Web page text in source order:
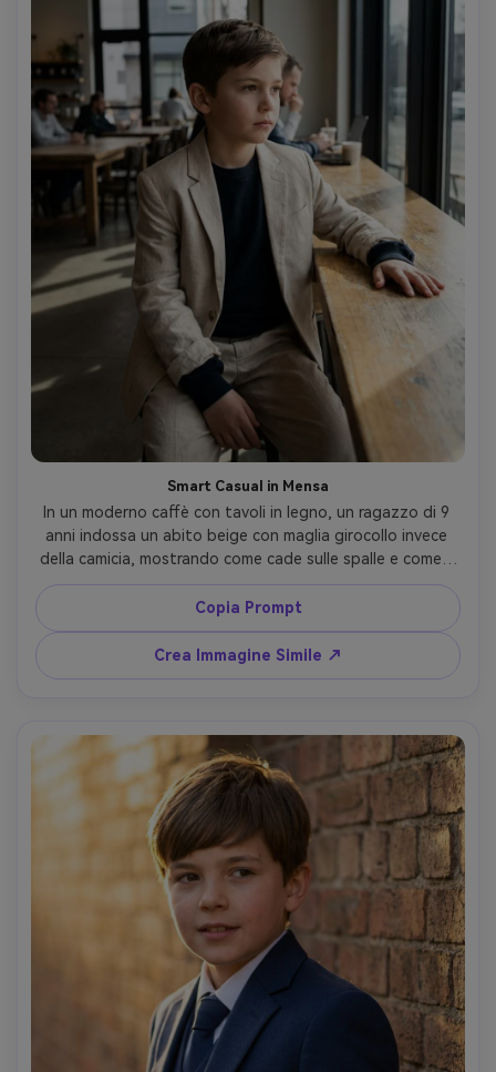
Smart Casual in Mensa
In un moderno caffè con tavoli in legno, un ragazzo di 9
anni indossa un abito beige con maglia girocollo invece
della camicia, mostrando come cade sulle spalle e come il
tessuto cade ai polsini; luce calda da finestra, Nikon Z6II
50mm, inquadratura media, ombre naturali, livello
editoriale, capo drappeggiato naturalmente sulla sua
figura --ar 4:5
Copia Prompt
Crea Immagine Simile ↗